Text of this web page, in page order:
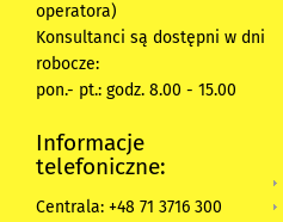
operatora)
Konsultanci są dostępni w dni
robocze:
pon.- pt.: godz. 8.00 - 15.00
Informacje
telefoniczne:
Centrala: +48 71 3716 300